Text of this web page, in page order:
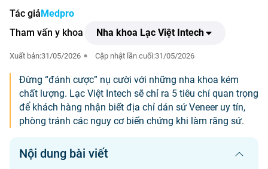
Tác giảMedpro
Tham vấn y khoa
Nha khoa Lạc Việt Intech
Xuất bản:31/05/2026 Cập nhật lần cuối:31/05/2026
Đừng “đánh cược” nụ cười với những nha khoa kém
chất lượng. Lạc Việt Intech sẽ chỉ ra 5 tiêu chí quan trọng
để khách hàng nhận biết địa chỉ dán sứ Veneer uy tín,
phòng tránh các nguy cơ biến chứng khi làm răng sứ.
Nội dung bài viết